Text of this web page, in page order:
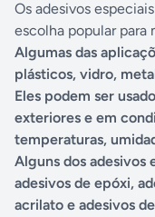
Os adesivos
escolha popular para
Algumas das
plásticos, vidro,
Eles podem ser
exteriores e em
temperaturas,
Alguns dos adesivos
adesivos de epóxi,
acrilato e adesivos